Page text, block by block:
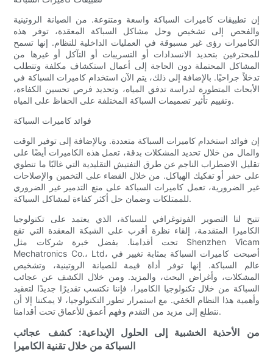
إن تطبيقات كاميرات السباكة واسعة ومتنوعة. من الصيانة الروتينية
والفحص إلى تشخيص وحل مشاكل السباكة المعقدة، توفر هذه
الكاميرات رؤى غير مسبوقة في العمليات الداخلية للنظام. إنها تسمح
للمحترفين بتحديد الانسدادات أو التسريبات أو التآكل أو غيرها من
المشاكل المحتملة دون الحاجة إلى أعمال استكشاف مكلفة وتتطلب
تدخلاً جراحيًا. بالإضافة إلى ذلك، يتم الآن استخدام كاميرات السباكة في
الأبحاث المتطورة لدراسة تدفق المياه، وتحديد فرص تحسين الكفاءة،
وتقييم تأثير تصميمات السباكة المختلفة على الحفاظ على المياه.
فوائد كاميرات السباكة
إن فوائد استخدام كاميرات السباكة متعددة. وبالإضافة إلى توفير الوقت
والمال من خلال تحديد المشكلات بدقة، تعمل هذه الكاميرات أيضًا على
تقليل الاضطراب الناجم عن طرق التفتيش التقليدية التي غالبًا ما تنطوي
على حفر أو تفكيك الهياكل. من خلال القضاء على التخمين والإصلاحات
غير الضرورية، تعمل كاميرات السباكة على منع التدمير غير الضروري
للممتلكات وضمان حل أكثر كفاءة لمشاكل السباكة.
تتيح لنا التصوير الفوتوغرافي للسباكة، الذي يعتمد على تكنولوجيا
الكاميرا المتقدمة، إلقاء نظرة أقرب على الشبكة المعقدة التي تقع
تحت أقدامنا. بفضل خبرة شركات مثل Shenzhen Vicam
Mechatronics Co.، Ltd، أصبحت كاميرات السباكة بمثابة تغيير في
عالم السباكة. إنها توفر أداة قيمة للصيانة الروتينية، وتشخيص
المشكلات، وأغراض البحث، والمزيد. ومن خلال الكشف عن عجائب
السباكة من خلال تكنولوجيا الكاميرا، فإننا نكتسب تقديرًا جديدًا لتعقيد
وأهمية هذا النظام الخفي. مع استمرار تطور التكنولوجيا، لا يمكننا إلا أن
نتطلع إلى مزيد من التقدم وفهم أعمق للأعماق تحت أقدامنا.
من الأحذية الخشبية إلى الحلول الإبداعية: كشف عجائب
السباكة من خلال تقنية الكاميرا